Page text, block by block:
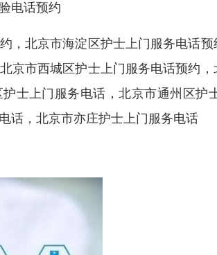
电话预约
，北京市海淀区护士上门服务电话
京市西城区护士上门服务电话预约
士上门服务电话，北京市通州区
话，北京市亦庄护士上门服务电话